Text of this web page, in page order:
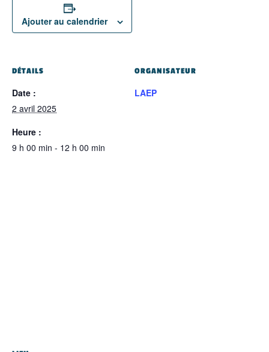
Ajouter au calendrier
DÉTAILS
Date :
2 avril 2025
Heure :
9 h 00 min - 12 h 00 min
ORGANISATEUR
LAEP